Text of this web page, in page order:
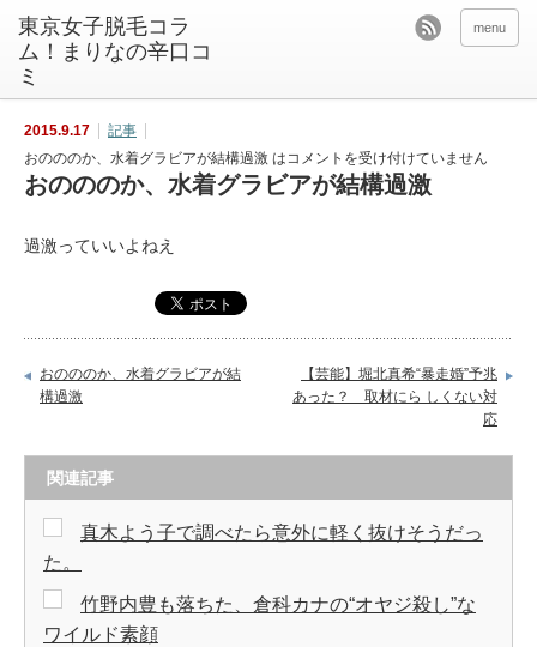
東京女子脱毛コラ
ム！まりなの辛口コ
ミ
menu
2015.9.17
記事
おのののか、水着グラビアが結構過激 はコメントを受け付けていません
おのののか、水着グラビアが結構過激
過激っていいよねえ
おのののか、水着グラビアが結
構過激
【芸能】堀北真希“暴走婚”予兆
あった？ 取材にら しくない対
応
関連記事
真木よう子で調べたら意外に軽く抜けそうだっ
た。
竹野内豊も落ちた、倉科カナの“オヤジ殺し”な
ワイルド素顔